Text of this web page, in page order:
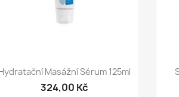
Rychlý náhled
Masážní Sérum 125ml
324,00 Kč